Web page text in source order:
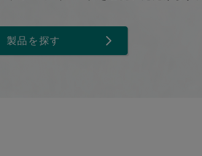
を探す